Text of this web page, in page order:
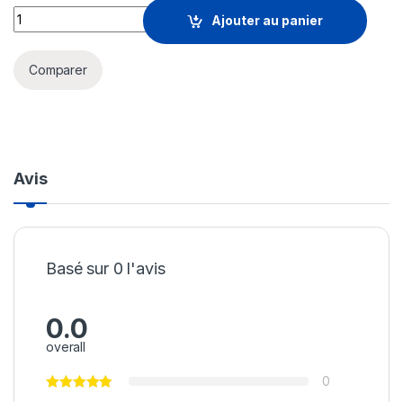
Onduleur Line-interactive APC EASY UPS BV BV500I - 300
Ajouter au panier
Comparer
Avis
Basé sur 0 l'avis
0.0
overall
0